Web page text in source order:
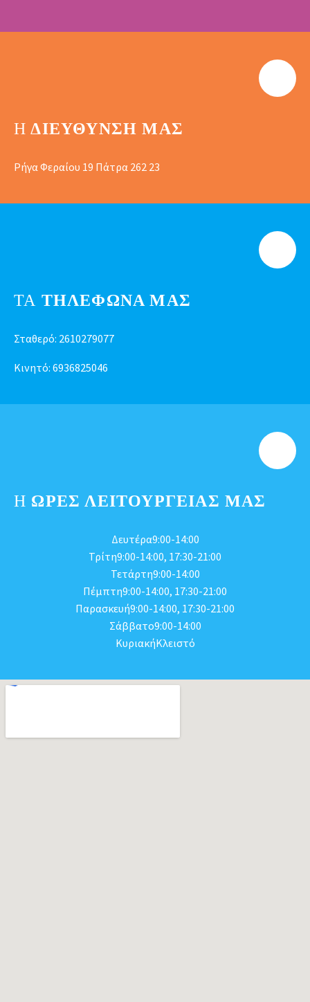
Η ΔΙΕΎΘΥΝΣΗ ΜΑΣ
Ρήγα Φεραίου 19 Πάτρα 262 23
ΤΑ ΤΗΛΕΦΩΝΑ ΜΑΣ
Σταθερό: 2610279077
Κινητό: 6936825046
Η ΩΡΕΣ ΛΕΙΤΟΥΡΓΕΊΑΣ ΜΑΣ
Δευτέρα9:00-14:00
Τρίτη9:00-14:00, 17:30-21:00
Τετάρτη9:00-14:00
Πέμπτη9:00-14:00, 17:30-21:00
Παρασκευή9:00-14:00, 17:30-21:00
Σάββατο9:00-14:00
ΚυριακήΚλειστό